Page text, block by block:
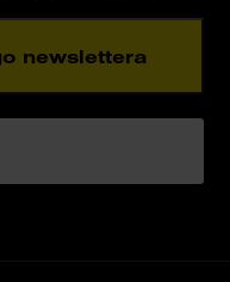
newslettera